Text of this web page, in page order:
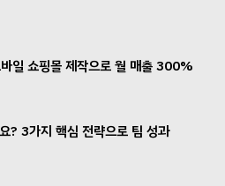
일 쇼핑몰 제작으로 월 매출 300%
? 3가지 핵심 전략으로 팀 성과